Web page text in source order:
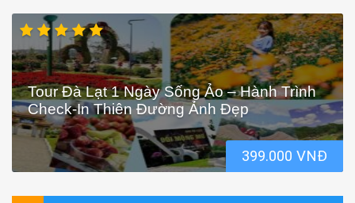
Tour Đà Lạt 1 Ngày Sống Ảo – Hành Trình
Check-In Thiên Đường Ảnh Đẹp
399.000 VNĐ